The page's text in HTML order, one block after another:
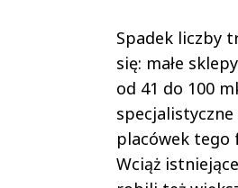
Spadek liczby
się: małe
od 41 do 100
placówek tego
Wciąż